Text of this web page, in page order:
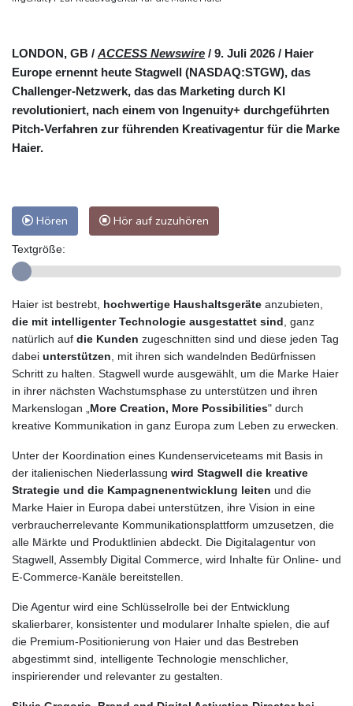
LONDON, GB / ACCESS Newswire / 9. Juli 2026 / Haier
Europe ernennt heute Stagwell (NASDAQ:STGW), das
Challenger-Netzwerk, das das Marketing durch KI
revolutioniert, nach einem von Ingenuity+ durchgeführten
Pitch-Verfahren zur führenden Kreativagentur für die Marke
Haier.
Hören Hör auf zuzuhören
Textgröße:
Haier ist bestrebt, hochwertige Haushaltsgeräte anzubieten,
die mit intelligenter Technologie ausgestattet sind , ganz
natürlich auf die Kunden zugeschnitten sind und diese jeden Tag
dabei unterstützen , mit ihren sich wandelnden Bedürfnissen
Schritt zu halten. Stagwell wurde ausgewählt, um die Marke Haier
in ihrer nächsten Wachstumsphase zu unterstützen und ihren
Markenslogan „ More Creation, More Possibilities" durch
kreative Kommunikation in ganz Europa zum Leben zu erwecken.
Unter der Koordination eines Kundenserviceteams mit Basis in
der italienischen Niederlassung wird Stagwell die kreative
Strategie und die Kampagnenentwicklung leiten und die
Marke Haier in Europa dabei unterstützen, ihre Vision in eine
verbraucherrelevante Kommunikationsplattform umzusetzen, die
alle Märkte und Produktlinien abdeckt. Die Digitalagentur von
Stagwell, Assembly Digital Commerce, wird Inhalte für Online- und
E-Commerce-Kanäle bereitstellen.
Die Agentur wird eine Schlüsselrolle bei der Entwicklung
skalierbarer, konsistenter und modularer Inhalte spielen, die auf
die Premium-Positionierung von Haier und das Bestreben
abgestimmt sind, intelligente Technologie menschlicher,
inspirierender und relevanter zu gestalten.